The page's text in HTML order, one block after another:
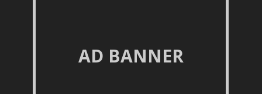
AD BANNER